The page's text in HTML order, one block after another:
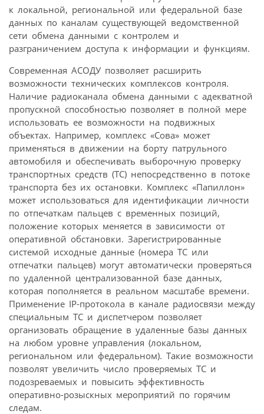
к локальной, региональной или федеральной базе
данных по каналам существующей ведомственной
сети обмена данными с контролем и
разграничением доступа к информации и функциям.
Современная АСОДУ позволяет расширить
возможности технических комплексов контроля.
Наличие радиоканала обмена данными с адекватной
пропускной способностью позволяет в полной мере
использовать ее возможности на подвижных
объектах. Например, комплекс «Сова» может
применяться в движении на борту патрульного
автомобиля и обеспечивать выборочную проверку
транспортных средств (ТС) непосредственно в потоке
транспорта без их остановки. Комплекс «Папиллон»
может использоваться для идентификации личности
по отпечаткам пальцев с временных позиций,
положение которых меняется в зависимости от
оперативной обстановки. Зарегистрированные
системой исходные данные (номера ТС или
отпечатки пальцев) могут автоматически проверяться
по удаленной централизованной базе данных,
которая пополняется в реальном масштабе времени.
Применение IP-протокола в канале радиосвязи между
специальным ТС и диспетчером позволяет
организовать обращение в удаленные базы данных
на любом уровне управления (локальном,
региональном или федеральном). Такие возможности
позволят увеличить число проверяемых ТС и
подозреваемых и повысить эффективность
оперативно-розыскных мероприятий по горячим
следам.